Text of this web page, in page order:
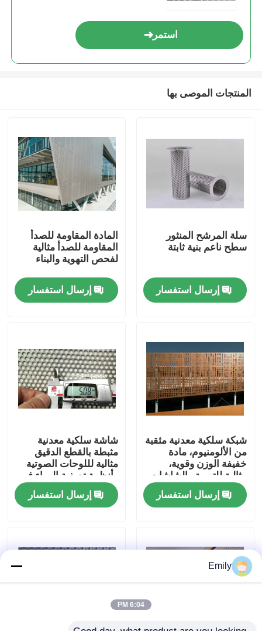
المنزل
حولنا
جولة في المصنع
مراقبة الجودة
اتصل بنا
القضايا
شبكة أسلاك معدنية مثقبة
استمر
المنتجات الموصى بها
سلة المرشح المنثور
سطح ناعم بنية ثابتة
إرسال استفسار
المادة المقاومة للصدأ
المقاومة للصدأ مثالية
لفحص التهوية والبناء
إرسال استفسار
شبكة سلكية معدنية مثقبة
من الألومنيوم، مادة
خفيفة الوزن وقوية،
مثالية للتهوية والشاشات
والحواجز الواقية
إرسال استفسار
شاشة سلكية معدنية
مثبطة بالقطع الدقيق
مثالية لللوحات الصوتية
وأنظمة تصفية الهواء في
المباني التجارية
إرسال استفسار
Emily
6:04 PM